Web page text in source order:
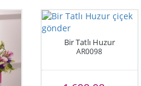
Bir Tatlı Huzur
AR0098